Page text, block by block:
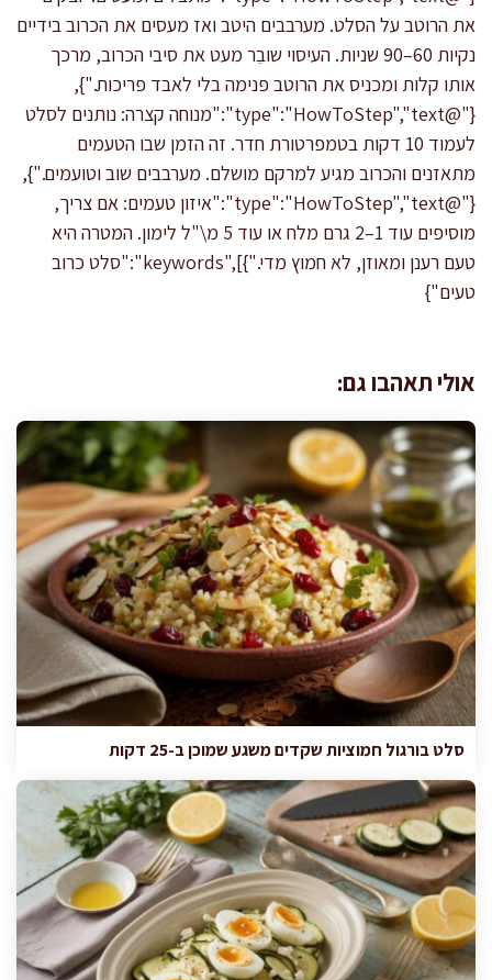
את הרוטב על הסלט. מערבבים היטב ואז מעסים את הכרוב בידיים
נקיות 60–90 שניות. העיסוי שובֵר מעט את סיבי הכרוב, מרכך
אותו קלות ומכניס את הרוטב פנימה בלי לאבד פריכות."},
{"@type":"HowToStep","text":"מנוחה קצרה: נותנים לסלט
לעמוד 10 דקות בטמפרטורת חדר. זה הזמן שבו הטעמים
מתאזנים והכרוב מגיע למרקם מושלם. מערבבים שוב וטועמים."},
{"@type":"HowToStep","text":"איזון טעמים: אם צריך,
מוסיפים עוד 1–2 גרם מלח או עוד 5 מ\"ל לימון. המטרה היא
טעם רענן ומאוזן, לא חמוץ מדי."}],"keywords":"סלט כרוב
טעים"}
אולי תאהבו גם:
סלט בורגול חמוציות שקדים משגע שמוכן ב-25 דקות